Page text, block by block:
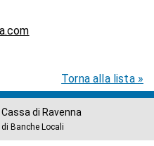
Torna alla lista »
di Ravenna
Banche Locali